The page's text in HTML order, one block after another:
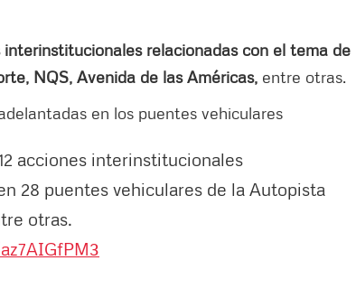
interinstitucionales relacionadas con el tema de
NQS, Avenida de las Américas, entre otras.
en los puentes vehiculares
acciones interinstitucionales
28 puentes vehiculares de la Autopista
otras.